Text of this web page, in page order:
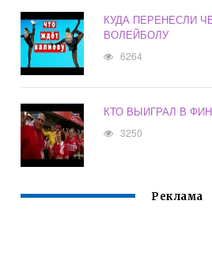
КУДА ПЕРЕНЕСЛИ
ВОЛЕЙБОЛУ
6264
КТО ВЫИГРАЛ В
3250
Реклама